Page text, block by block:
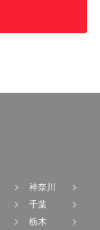
神奈川
千葉
栃木